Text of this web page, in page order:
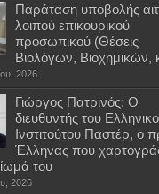
Παράταση υποβολής
λοιπού επικουρικού
προσωπικού (Θέσεις
Βιολόγων, Βιοχημικών,
2026
Γιώργος Πατρινός: Ο
διευθυντής του
Ινστιτούτου Παστέρ, ο
Έλληνας που
του
2026